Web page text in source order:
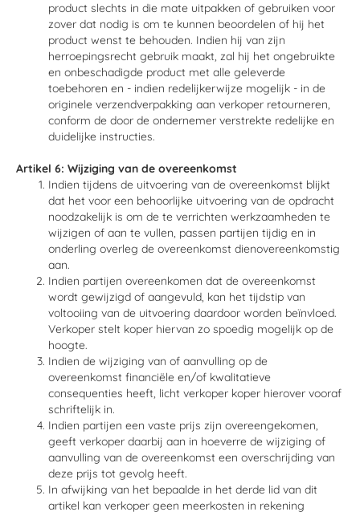
product slechts in die mate uitpakken of gebruiken voor
zover dat nodig is om te kunnen beoordelen of hij het
product wenst te behouden. Indien hij van zijn
herroepingsrecht gebruik maakt, zal hij het ongebruikte
en onbeschadigde product met alle geleverde
toebehoren en - indien redelijkerwijze mogelijk - in de
originele verzendverpakking aan verkoper retourneren,
conform de door de ondernemer verstrekte redelijke en
duidelijke instructies.
Artikel 6: Wijziging van de overeenkomst
Indien tijdens de uitvoering van de overeenkomst blijkt
dat het voor een behoorlijke uitvoering van de opdracht
noodzakelijk is om de te verrichten werkzaamheden te
wijzigen of aan te vullen, passen partijen tijdig en in
onderling overleg de overeenkomst dienovereenkomstig
aan.
Indien partijen overeenkomen dat de overeenkomst
wordt gewijzigd of aangevuld, kan het tijdstip van
voltooiing van de uitvoering daardoor worden beïnvloed.
Verkoper stelt koper hiervan zo spoedig mogelijk op de
hoogte.
Indien de wijziging van of aanvulling op de
overeenkomst financiële en/of kwalitatieve
consequenties heeft, licht verkoper koper hierover vooraf
schriftelijk in.
Indien partijen een vaste prijs zijn overeengekomen,
geeft verkoper daarbij aan in hoeverre de wijziging of
aanvulling van de overeenkomst een overschrijding van
deze prijs tot gevolg heeft.
In afwijking van het bepaalde in het derde lid van dit
artikel kan verkoper geen meerkosten in rekening